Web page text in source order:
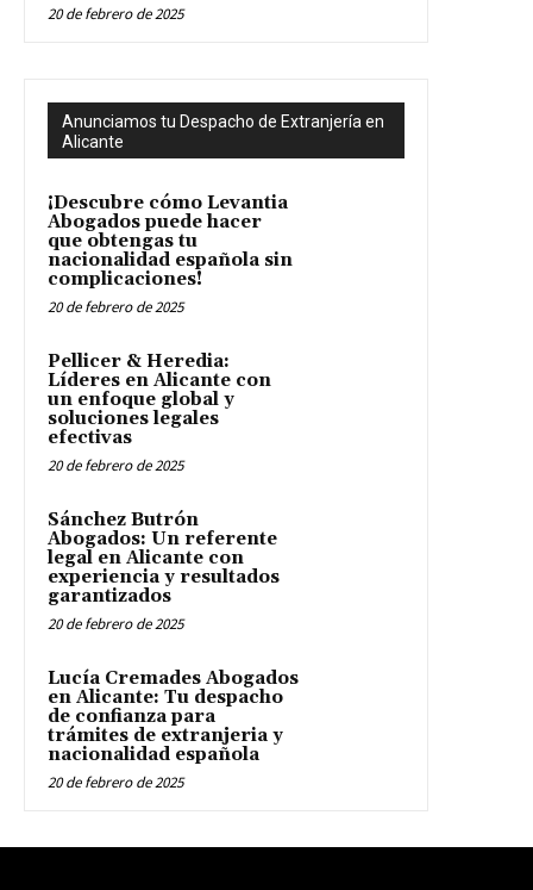
20 de febrero de 2025
Anunciamos tu Despacho de Extranjería en
Alicante
¡Descubre cómo Levantia
Abogados puede hacer
que obtengas tu
nacionalidad española sin
complicaciones!
20 de febrero de 2025
Pellicer & Heredia:
Líderes en Alicante con
un enfoque global y
soluciones legales
efectivas
20 de febrero de 2025
Sánchez Butrón
Abogados: Un referente
legal en Alicante con
experiencia y resultados
garantizados
20 de febrero de 2025
Lucía Cremades Abogados
en Alicante: Tu despacho
de confianza para
trámites de extranjeria y
nacionalidad española
20 de febrero de 2025